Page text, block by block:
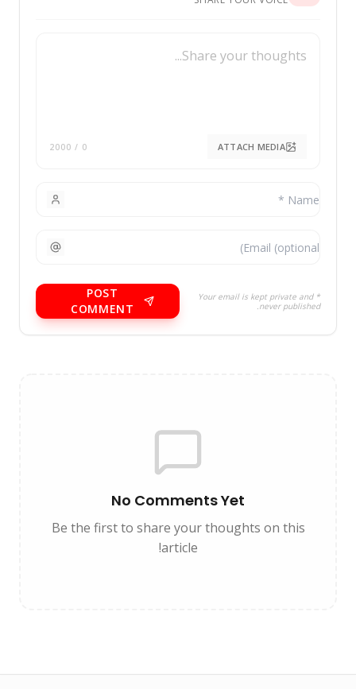
ATTACH MEDIA
0
/ 2000
* Your email is kept private and
never published.
POST
COMMENT
No Comments Yet
Be the first to share your thoughts on this
article!